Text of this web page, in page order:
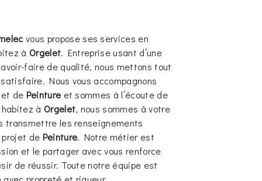
vous propose ses services en
à Orgelet. Entreprise usant d’une
faire de qualité, nous mettons tout
Nous vous accompagnons
de Peinture et sommes à l’écoute de
à Orgelet, nous sommes à votre
transmettre les renseignements
de Peinture. Notre métier est
et le partager avec vous renforce
de réussir. Toute notre équipe est